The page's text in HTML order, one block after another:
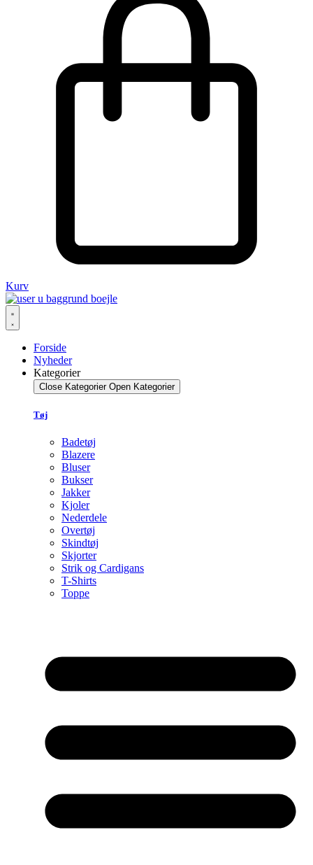
Kurv
Forside
Nyheder
Kategorier
Close Kategorier Open Kategorier
Tøj
Badetøj
Blazere
Bluser
Bukser
Jakker
Kjoler
Nederdele
Overtøj
Skindtøj
Skjorter
Strik og Cardigans
T-Shirts
Toppe